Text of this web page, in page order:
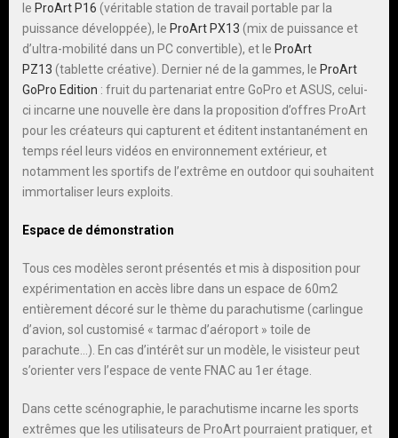
le ProArt P16 (véritable station de travail portable par la
puissance développée), le ProArt PX13 (mix de puissance et
d’ultra-mobilité dans un PC convertible), et le ProArt
PZ13 (tablette créative). Dernier né de la gammes, le ProArt
GoPro Edition : fruit du partenariat entre GoPro et ASUS, celui-
ci incarne une nouvelle ère dans la proposition d’offres ProArt
pour les créateurs qui capturent et éditent instantanément en
temps réel leurs vidéos en environnement extérieur, et
notamment les sportifs de l’extrême en outdoor qui souhaitent
immortaliser leurs exploits.
Espace de démonstration
Tous ces modèles seront présentés et mis à disposition pour
expérimentation en accès libre dans un espace de 60m2
entièrement décoré sur le thème du parachutisme (carlingue
d’avion, sol customisé « tarmac d’aéroport » toile de
parachute…). En cas d’intérêt sur un modèle, le visisteur peut
s’orienter vers l’espace de vente FNAC au 1er étage.
Dans cette scénographie, le parachutisme incarne les sports
extrêmes que les utilisateurs de ProArt pourraient pratiquer, et